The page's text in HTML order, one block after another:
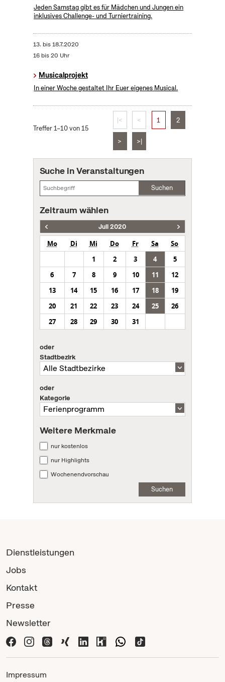
Jeden Samstag gibt es für Mädchen und Jungen ein
inklusives Challenge- und Turniertraining.
13. bis18.7.2020
16 bis 20 Uhr
Musicalprojekt
In einer Woche gestaltet Ihr Euer eigenes Musical.
Treffer 1–10 von 15
|< < 1 2
> >|
Suche in Veranstaltungen
Suchen
Zeitraum wählen
Juli 2020
Mo Di Mi Do Fr Sa
So
1
2 3 4
5
6
7 8 9 10 11
12
13
14 15 16 17 18
19
20
21 22 23 24 25
26
27
28 29 30 31
oder
Stadtbezirk
oder
Kategorie
Weitere Merkmale
nur kostenlos
nur Highlights
Wochenendvorschau
Suchen
Dienstleistungen
Jobs
Kontakt
Presse
Newsletter
Impressum